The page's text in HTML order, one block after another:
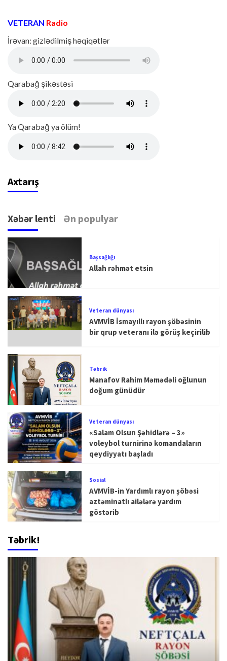
VETERAN Radio
İrəvan: gizlədilmiş həqiqətlər
Qarabağ şikəstəsi
Ya Qarabağ ya ölüm!
Axtarış
Xəbər lenti Ən populyar
Başsağlığı
Allah rəhmət etsin
Veteran dünyası
AVMVİB İsmayıllı rayon şöbəsinin
bir qrup veteranı ilə görüş keçirilib
Təbrik
Manafov Rahim Məmədəli oğlunun
doğum günüdür
Veteran dünyası
«Salam Olsun Şəhidlərə – 3»
voleybol turnirinə komandaların
qeydiyyatı başladı
Sosial
AVMVİB-in Yardımlı rayon şöbəsi
aztəminatlı ailələrə yardım
göstərib
Təbrik!